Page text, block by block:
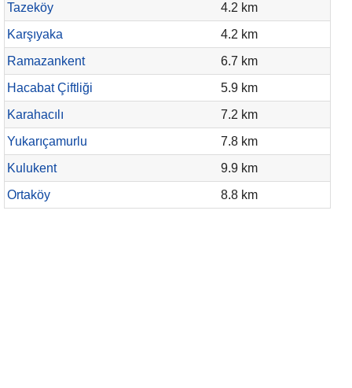
Tazeköy
4.2 km
Karşıyaka
4.2 km
Ramazankent
6.7 km
Hacabat Çiftliği
5.9 km
Karahacılı
7.2 km
Yukarıçamurlu
7.8 km
Kulukent
9.9 km
Ortaköy
8.8 km